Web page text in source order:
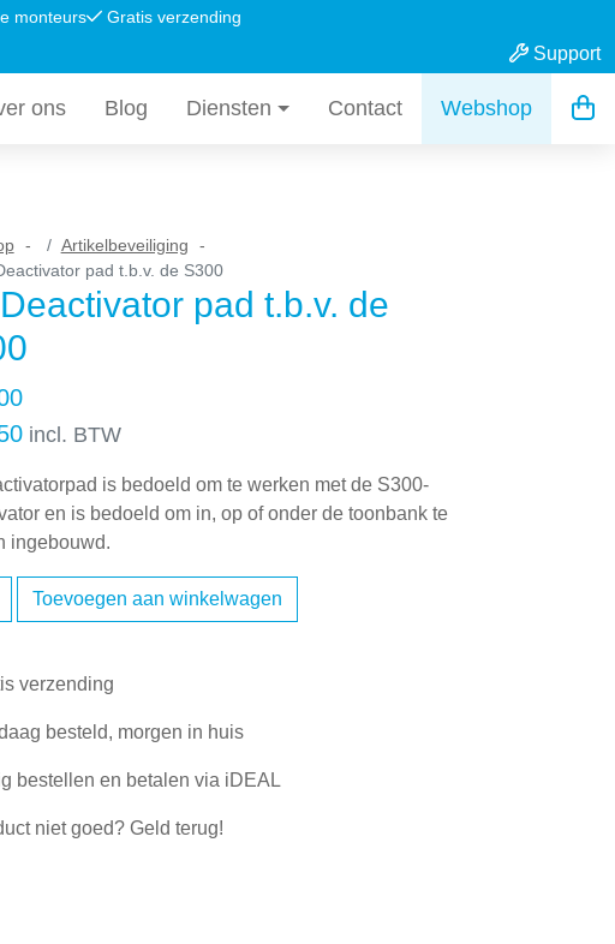
monteurs Gratis verzending
Support
ons Blog Diensten Contact Webshop
Artikelbeveiliging
pad t.b.v. de S300
pad t.b.v. de
incl. BTW
is bedoeld om te werken met de S300-
en is bedoeld om in, op of onder de toonbank te
ingebouwd.
Toevoegen aan winkelwagen
verzending
besteld, morgen in huis
bestellen en betalen via iDEAL
niet goed? Geld terug!